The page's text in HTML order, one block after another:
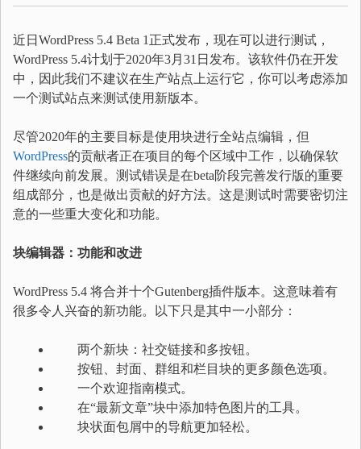
近日WordPress 5.4 Beta 1正式发布，现在可以进行测试，
WordPress 5.4计划于2020年3月31日发布。该软件仍在开发
中，因此我们不建议在生产站点上运行它，你可以考虑添加
一个测试站点来测试使用新版本。
尽管2020年的主要目标是使用块进行全站点编辑，但
WordPress的贡献者正在项目的每个区域中工作，以确保软
件继续向前发展。测试错误是在beta阶段完善发行版的重要
组成部分，也是做出贡献的好方法。这是测试时需要密切注
意的一些重大变化和功能。
块编辑器：功能和改进
WordPress 5.4 将合并十个Gutenberg插件版本。这意味着有
很多令人兴奋的新功能。以下只是其中一小部分：
两个新块：社交链接和多按钮。
按钮、封面、群组和栏目块的更多颜色选项。
一个欢迎指南模式。
在“最新文章”块中添加特色图片的工具。
块状面包屑中的导航更加轻松。